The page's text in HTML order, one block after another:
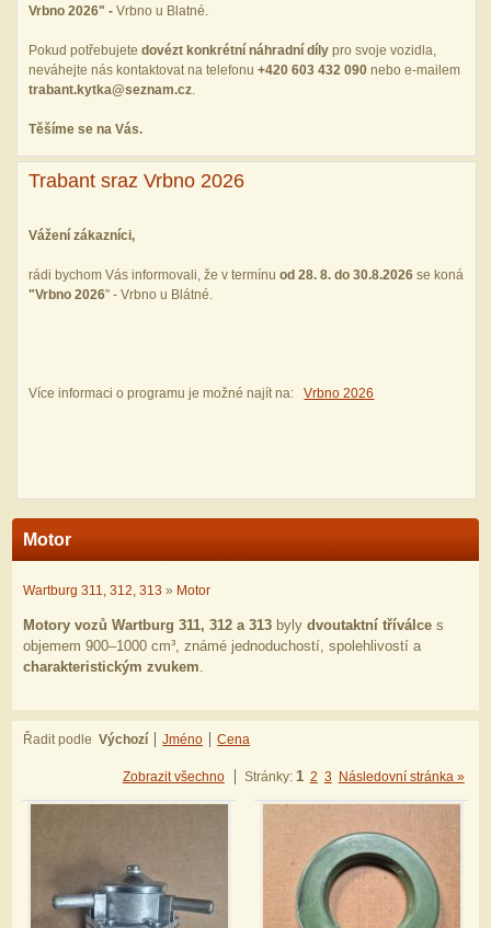
Vrbno 2026" -Vrbno u Blatné.
Pokud potřebujetedovézt konkrétní náhradní díly pro svoje vozidla,
neváhejte nás kontaktovat na telefonu+420 603 432 090 nebo e‑mailem
trabant.kytka@seznam.cz.
Těšíme se na Vás.
Trabant sraz Vrbno 2026
Vážení zákazníci,
rádi bychom Vás informovali, že v termínuod 28. 8. do 30.8.2026 se koná
"Vrbno 2026" - Vrbno u Blátné.
Více informaci o programu je možné najít na:Vrbno 2026
Motor
Wartburg 311, 312, 313 » Motor
Motory vozů Wartburg 311, 312 a 313 bylydvoutaktní tříválce s
objemem 900–1000 cm³, známé jednoduchostí, spolehlivostí a
charakteristickým zvukem.
Řadit podle Výchozí Jméno Cena
Zobrazit všechno Stránky: 1 2 3 Následovní stránka »